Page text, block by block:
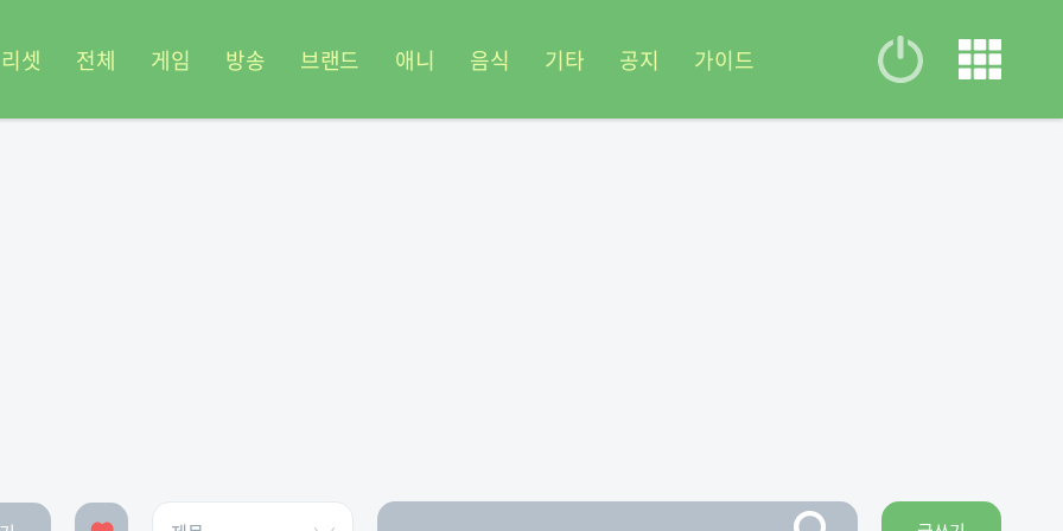
셋 전체 게임 방송 브랜드 애니 음식 기타 공지 가이드